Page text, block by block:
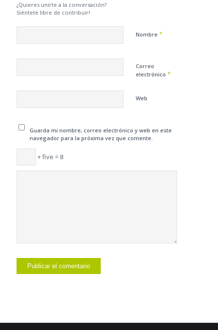
¿Quieres unirte a la conversación?
Siéntete libre de contribuir!
Nombre *
Correo
electrónico *
Web
Guarda mi nombre, correo electrónico y web en este
navegador para la próxima vez que comente.
+ five = 8